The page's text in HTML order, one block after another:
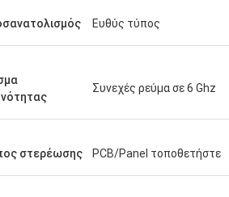
Ευθύς τύπος
Συνεχές ρεύμα σε 6 Ghz
στερέωσης PCB/Panel τοποθετήστε